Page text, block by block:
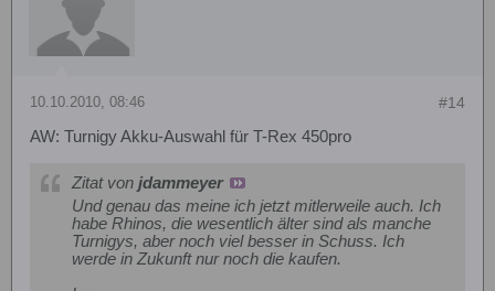
#14
10.10.2010, 08:46
AW: Turnigy Akku-Auswahl für T-Rex 450pro
Zitat von jdammeyer
Und genau das meine ich jetzt mitlerweile auch. Ich
habe Rhinos, die wesentlich älter sind als manche
Turnigys, aber noch viel besser in Schuss. Ich
werde in Zukunft nur noch die kaufen.